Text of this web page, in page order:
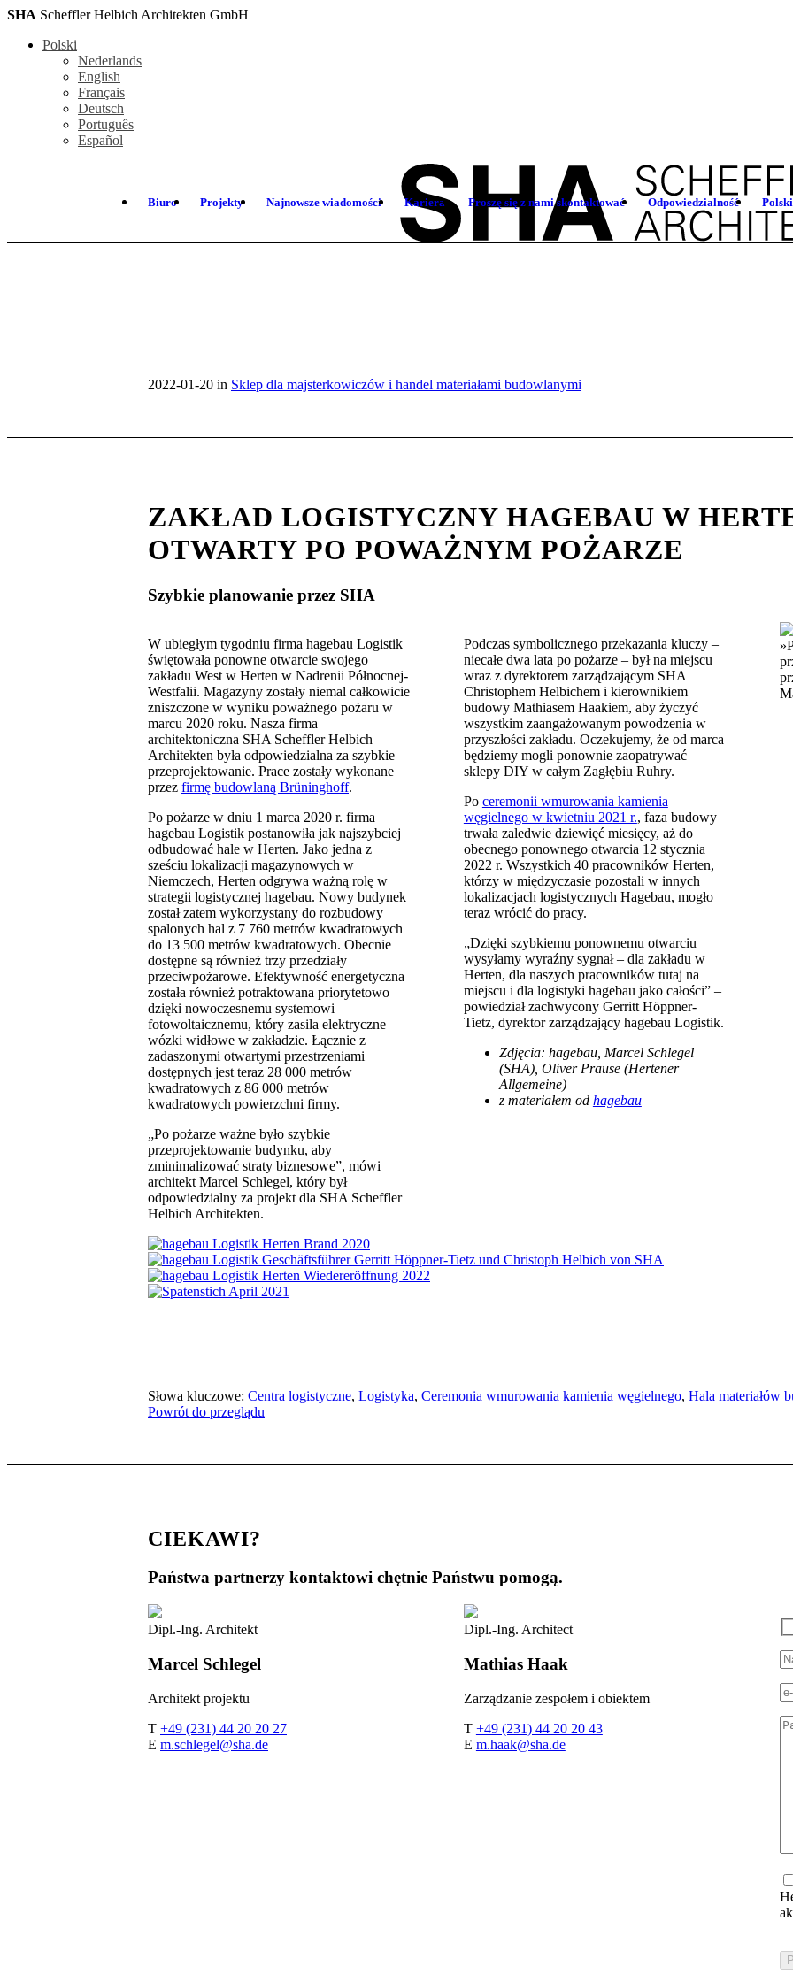
SHA Scheffler Helbich Architekten GmbH
Polski
Nederlands
English
Français
Deutsch
Português
Español
Biuro Projekty Najnowsze wiadomości Kariera Proszę się z nami skontaktować Odpowiedzialność Polski
2022-01-20 in Sklep dla majsterkowiczów i handel materiałami budowlanymi
ZAKŁAD LOGISTYCZNY HAGEBAU W
OTWARTY PO POWAŻNYM POŻARZE
Szybkie planowanie przez SHA
W ubiegłym tygodniu firma hagebau Logistik
świętowała ponowne otwarcie swojego
zakładu West w Herten w Nadrenii Północnej-
Westfalii. Magazyny zostały niemal całkowicie
zniszczone w wyniku poważnego pożaru w
marcu 2020 roku. Nasza firma
architektoniczna SHA Scheffler Helbich
Architekten była odpowiedzialna za szybkie
przeprojektowanie. Prace zostały wykonane
przez firmę budowlaną Brüninghoff.
Po pożarze w dniu 1 marca 2020 r. firma
hagebau Logistik postanowiła jak najszybciej
odbudować hale w Herten. Jako jedna z
sześciu lokalizacji magazynowych w
Niemczech, Herten odgrywa ważną rolę w
strategii logistycznej hagebau. Nowy budynek
został zatem wykorzystany do rozbudowy
spalonych hal z 7 760 metrów kwadratowych
do 13 500 metrów kwadratowych. Obecnie
dostępne są również trzy przedziały
przeciwpożarowe. Efektywność energetyczna
została również potraktowana priorytetowo
dzięki nowoczesnemu systemowi
fotowoltaicznemu, który zasila elektryczne
wózki widłowe w zakładzie. Łącznie z
zadaszonymi otwartymi przestrzeniami
dostępnych jest teraz 28 000 metrów
kwadratowych z 86 000 metrów
kwadratowych powierzchni firmy.
„Po pożarze ważne było szybkie
przeprojektowanie budynku, aby
zminimalizować straty biznesowe”, mówi
architekt Marcel Schlegel, który był
odpowiedzialny za projekt dla SHA Scheffler
Helbich Architekten.
Podczas symbolicznego przekazania kluczy –
niecałe dwa lata po pożarze – był na miejscu
wraz z dyrektorem zarządzającym SHA
Christophem Helbichem i kierownikiem
budowy Mathiasem Haakiem, aby życzyć
wszystkim zaangażowanym powodzenia w
przyszłości zakładu. Oczekujemy, że od marca
będziemy mogli ponownie zaopatrywać
sklepy DIY w całym Zagłębiu Ruhry.
Po ceremonii wmurowania kamienia
węgielnego w kwietniu 2021 r., faza budowy
trwała zaledwie dziewięć miesięcy, aż do
obecnego ponownego otwarcia 12 stycznia
2022 r. Wszystkich 40 pracowników Herten,
którzy w międzyczasie pozostali w innych
lokalizacjach logistycznych Hagebau, mogło
teraz wrócić do pracy.
„Dzięki szybkiemu ponownemu otwarciu
wysyłamy wyraźny sygnał – dla zakładu w
Herten, dla naszych pracowników tutaj na
miejscu i dla logistyki hagebau jako całości” –
powiedział zachwycony Gerritt Höppner-
Tietz, dyrektor zarządzający hagebau Logistik.
Zdjęcia: hagebau, Marcel Schlegel
(SHA), Oliver Prause (Hertener
Allgemeine)
z materiałem od hagebau
Słowa kluczowe: Centra logistyczne, Logistyka, Ceremonia wmurowania kamienia węgielnego, Hala materiałów
Powrót do przeglądu
CIEKAWI?
Państwa partnerzy kontaktowi chętnie Państwu pomogą.
Dipl.-Ing. Architekt
Marcel Schlegel
Architekt projektu
T +49 (231) 44 20 20 27
E m.schlegel@sha.de
Dipl.-Ing. Architect
Mathias Haak
Zarządzanie zespołem i obiektem
T +49 (231) 44 20 20 43
E m.haak@sha.de